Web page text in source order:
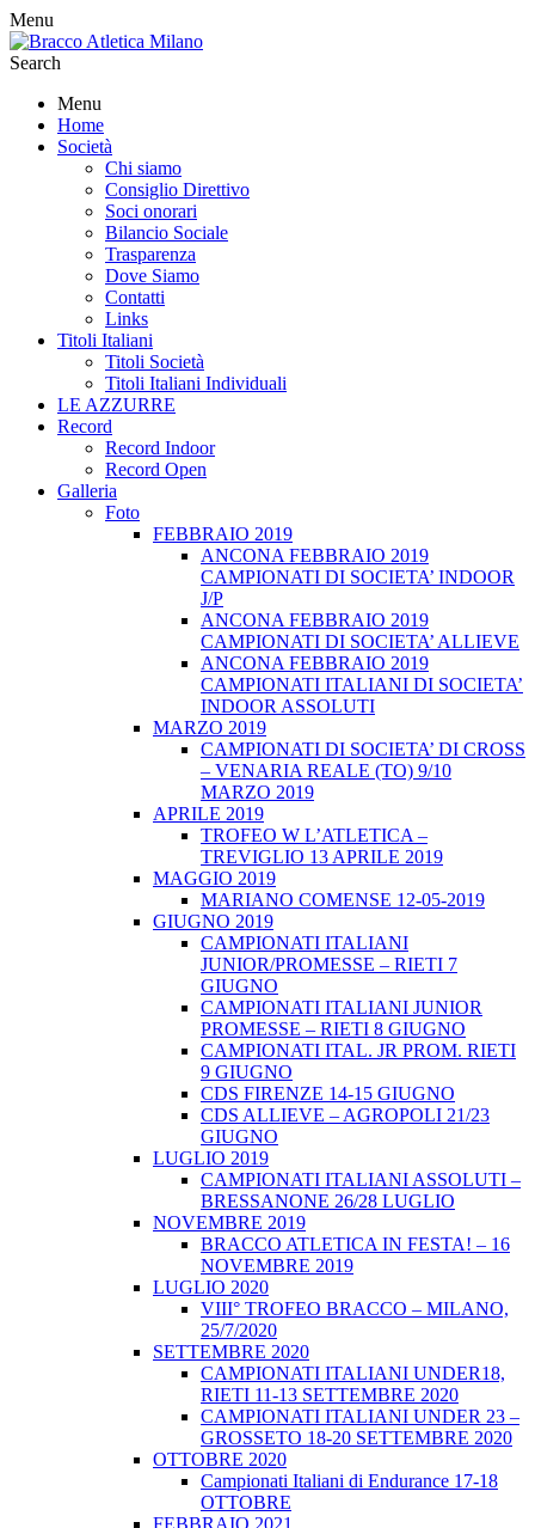
Menu
Search
Menu
Home
Società
Chi siamo
Consiglio Direttivo
Soci onorari
Bilancio Sociale
Trasparenza
Dove Siamo
Contatti
Links
Titoli Italiani
Titoli Società
Titoli Italiani Individuali
LE AZZURRE
Record
Record Indoor
Record Open
Galleria
Foto
FEBBRAIO 2019
ANCONA FEBBRAIO 2019
CAMPIONATI DI SOCIETA’ INDOOR
J/P
ANCONA FEBBRAIO 2019
CAMPIONATI DI SOCIETA’ ALLIEVE
ANCONA FEBBRAIO 2019
CAMPIONATI ITALIANI DI SOCIETA’
INDOOR ASSOLUTI
MARZO 2019
CAMPIONATI DI SOCIETA’ DI CROSS
– VENARIA REALE (TO) 9/10
MARZO 2019
APRILE 2019
TROFEO W L’ATLETICA –
TREVIGLIO 13 APRILE 2019
MAGGIO 2019
MARIANO COMENSE 12-05-2019
GIUGNO 2019
CAMPIONATI ITALIANI
JUNIOR/PROMESSE – RIETI 7
GIUGNO
CAMPIONATI ITALIANI JUNIOR
PROMESSE – RIETI 8 GIUGNO
CAMPIONATI ITAL. JR PROM. RIETI
9 GIUGNO
CDS FIRENZE 14-15 GIUGNO
CDS ALLIEVE – AGROPOLI 21/23
GIUGNO
LUGLIO 2019
CAMPIONATI ITALIANI ASSOLUTI –
BRESSANONE 26/28 LUGLIO
NOVEMBRE 2019
BRACCO ATLETICA IN FESTA! – 16
NOVEMBRE 2019
LUGLIO 2020
VIII° TROFEO BRACCO – MILANO,
25/7/2020
SETTEMBRE 2020
CAMPIONATI ITALIANI UNDER18,
RIETI 11-13 SETTEMBRE 2020
CAMPIONATI ITALIANI UNDER 23 –
GROSSETO 18-20 SETTEMBRE 2020
OTTOBRE 2020
Campionati Italiani di Endurance 17-18
OTTOBRE
FEBBRAIO 2021